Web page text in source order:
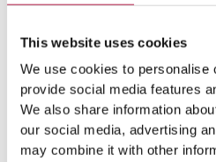
This website uses cookies
We use cookies to personalise
provide social media features
We also share information
our social media, advertising
may combine it with other